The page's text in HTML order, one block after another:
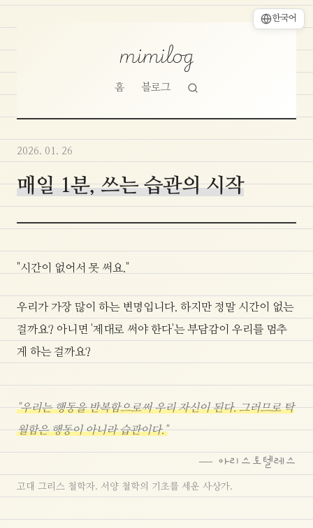
한국어
mimilog
홈 블로그
2026. 01. 26
매일 1분, 쓰는 습관의 시작
"시간이 없어서 못 써요."
우리가 가장 많이 하는 변명입니다. 하지만 정말 시간이 없는
걸까요? 아니면 '제대로 써야 한다'는 부담감이 우리를 멈추
게 하는 걸까요?
"우리는 행동을 반복함으로써 우리 자신이 된다. 그러므로 탁
월함은 행동이 아니라 습관이다."
— 아리스토텔레스
고대 그리스 철학자. 서양 철학의 기초를 세운 사상가.